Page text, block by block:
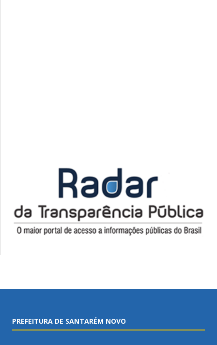
PREFEITURA DE SANTARÉM NOVO